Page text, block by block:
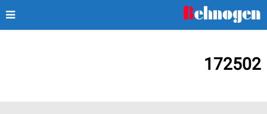
172502